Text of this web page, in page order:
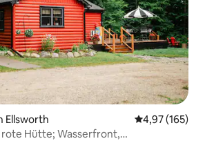
Ellsworth
4,97 (165)
Hütte; Wasserfront,